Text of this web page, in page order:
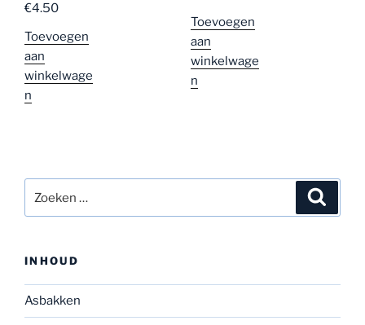
€4.50
Toevoegen
aan
winkelwage
n
Toevoegen
aan
winkelwage
n
naar:
INHOUD
Asbakken